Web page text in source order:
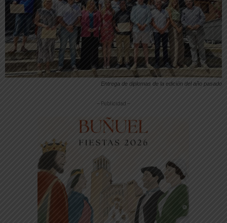
Entrega de diplomas de la edición del año pasado
-- Publicidad --